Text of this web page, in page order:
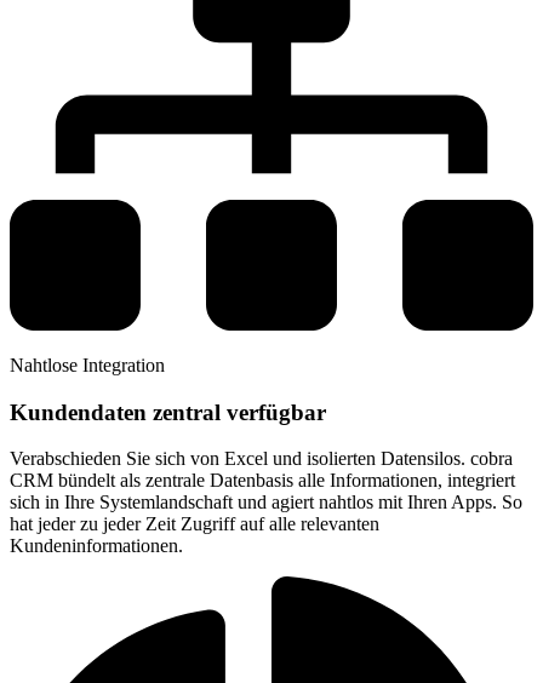
Nahtlose Integration
Kundendaten zentral verfügbar
Verabschieden Sie sich von Excel und isolierten Datensilos. cobra
CRM bündelt als zentrale Datenbasis alle Informationen, integriert
sich in Ihre Systemlandschaft und agiert nahtlos mit Ihren Apps. So
hat jeder zu jeder Zeit Zugriff auf alle relevanten
Kundeninformationen.